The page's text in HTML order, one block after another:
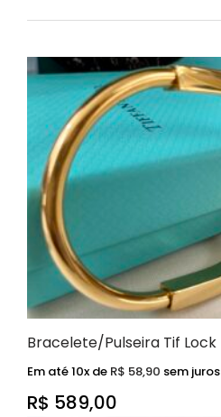
Bracelete/Pulseira Tif Lock
R$ 589,00
Em até 10x de R$ 58,90 sem juros